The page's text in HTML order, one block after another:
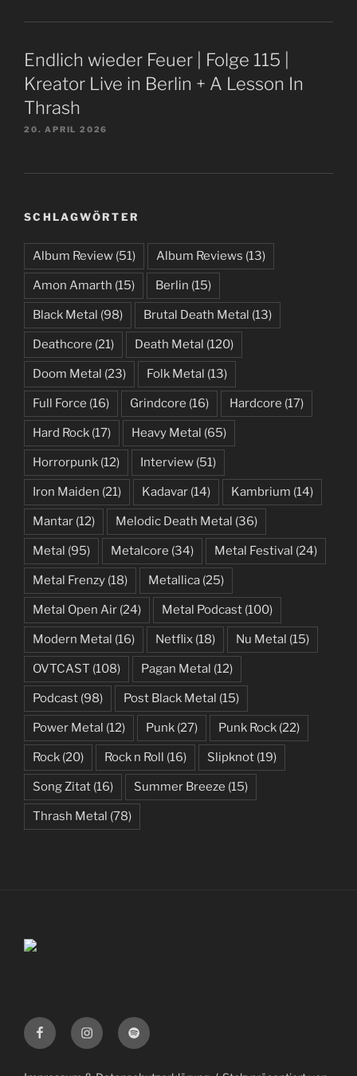
Endlich wieder Feuer | Folge 115 |
Kreator Live in Berlin + A Lesson In
Thrash
20. APRIL 2026
SCHLAGWÖRTER
Album Review (51) Album Reviews (13)
Amon Amarth (15) Berlin (15)
Black Metal (98) Brutal Death Metal (13)
Deathcore (21) Death Metal (120)
Doom Metal (23) Folk Metal (13)
Full Force (16) Grindcore (16) Hardcore (17)
Hard Rock (17) Heavy Metal (65)
Horrorpunk (12) Interview (51)
Iron Maiden (21) Kadavar (14) Kambrium (14)
Mantar (12) Melodic Death Metal (36)
Metal (95) Metalcore (34) Metal Festival (24)
Metal Frenzy (18) Metallica (25)
Metal Open Air (24) Metal Podcast (100)
Modern Metal (16) Netflix (18) Nu Metal (15)
OVTCAST (108) Pagan Metal (12)
Podcast (98) Post Black Metal (15)
Power Metal (12) Punk (27) Punk Rock (22)
Rock (20) Rock n Roll (16) Slipknot (19)
Song Zitat (16) Summer Breeze (15)
Thrash Metal (78)
FacebookInstagramSpotify